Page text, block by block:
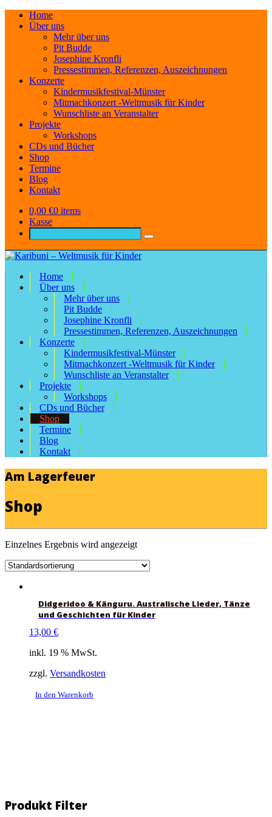
Home
Über uns
Mehr über uns
Pit Budde
Josephine Kronfli
Pressestimmen, Referenzen, Auszeichnungen
Konzerte
Kindermusikfestival-Münster
Mitmachkonzert -Weltmusik für Kinder
Wunschliste an Veranstalter
Projekte
Workshops
CDs und Bücher
Shop
Termine
Blog
Kontakt
0,00 €0 items
Kasse
Home
Über uns
Mehr über uns
Pit Budde
Josephine Kronfli
Pressestimmen, Referenzen, Auszeichnungen
Konzerte
Kindermusikfestival-Münster
Mitmachkonzert -Weltmusik für Kinder
Wunschliste an Veranstalter
Projekte
Workshops
CDs und Bücher
Shop
Termine
Blog
Kontakt
Am Lagerfeuer
Shop
Einzelnes Ergebnis wird angezeigt
Didgeridoo & Känguru. Australische Lieder, Tänze
und Geschichten für Kinder
13,00 €
inkl. 19 % MwSt.
zzgl. Versandkosten
In den Warenkorb
Produkt Filter